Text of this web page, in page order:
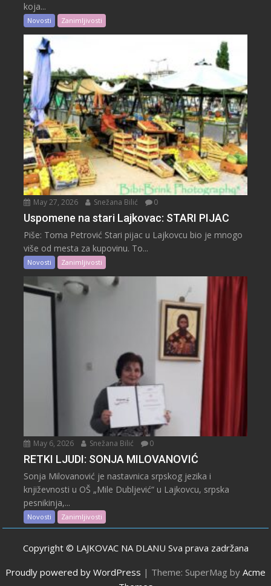
koja...
Novosti Zanimljivosti
May 27, 2026 Snežana Bilić 0
Uspomene na stari Lajkovac: STARI PIJAC
Piše: Toma Petrović Stari pijac u Lajkovcu bio je mnogo
više od mesta za kupovinu. To...
Novosti Zanimljivosti
May 6, 2026 Snežana Bilić 0
RETKI LJUDI: SONJA MILOVANOVIĆ
Sonja Milovanović je nastavnica srpskog jezika i
književnosti u OŠ „Mile Dubljević“ u Lajkovcu, srpska
pesnikinja,...
Novosti Zanimljivosti
Copyright © LAJKOVAC NA DLANU Sva prava zadržana
Proudly powered by WordPress | Theme: SuperMag by Acme